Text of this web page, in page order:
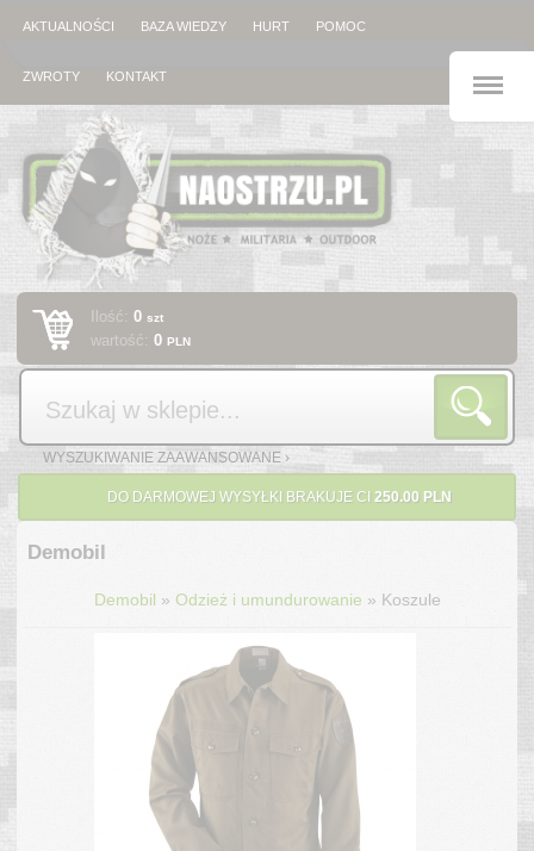
AKTUALNOŚCI BAZA WIEDZY HURT POMOC
ZWROTY KONTAKT
Ilość:0szt
wartość:0PLN
Szukaj
WYSZUKIWANIE ZAAWANSOWANE ›
DO DARMOWEJ WYSYŁKI BRAKUJE CI 250.00 PLN
Demobil
Demobil » Odzież i umundurowanie » Koszule